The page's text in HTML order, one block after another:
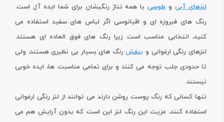
لنزهای آبیوطوسیبا همه تناژ رنگیشان برای شما ایده آل است.
رنگ های فیروزه ای و اقیانوسی اگر لباس های سفید استفاده می
کنید، انتخابی مناسب است زیرا رنگ های فوق العاده ای هستند.
لنزهای رنگی ارغوانی وبنفشرنگ های بسیار بی نظیری هستند، ولی
تا حدودی جلب توجه می کنند و برای تمامی مناسبت ها، ایده خوبی
نیستند.
تنها کسانی که رنگ پوست روشن دارند می توانند از لنز رنگی ارغوانی
استفاده کنند، مزیت این رنگ لنز این است که بدون آرایش هم می